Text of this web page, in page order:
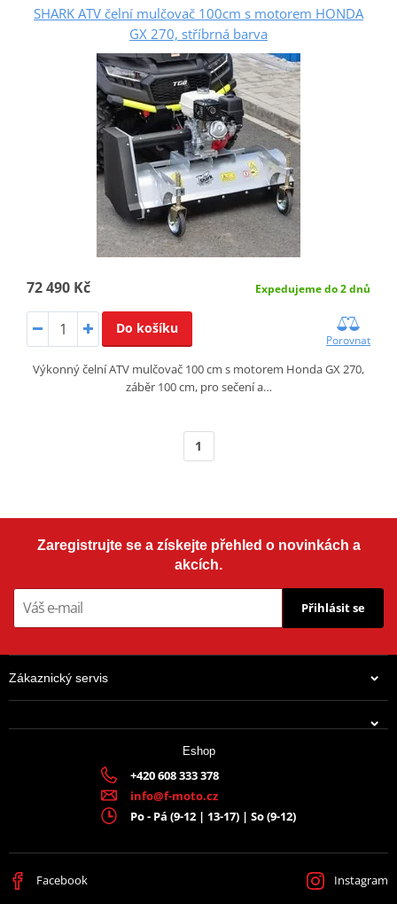
SHARK ATV čelní mulčovač 100cm s motorem HONDA
GX 270, stříbrná barva
72 490 Kč Expedujeme do 2 dnů
Do košíku
Porovnat
Výkonný čelní ATV mulčovač 100 cm s motorem Honda GX 270,
záběr 100 cm, pro sečení a…
1
Zaregistrujte se a získejte přehled o novinkách a
akcích.
Přihlásit se
Zákaznický servis
Eshop
+420 608 333 378
info@f-moto.cz
Po - Pá (9-12 | 13-17) | So (9-12)
Facebook Instagram